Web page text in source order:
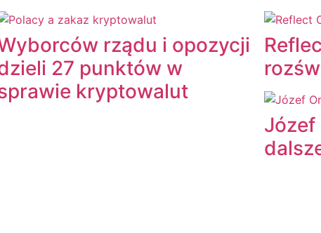
rządu i opozycji
27 punktów w
kryptowalut
Józef